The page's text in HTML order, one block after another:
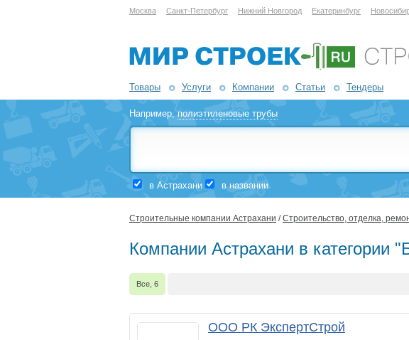
Москва Санкт-Петербург Нижний Новгород Екатеринбург
Товары Услуги Компании Статьи Тендеры
Например,полиэтиленовые трубы
в Астрахани в названии
Строительные компании Астрахани /Строительство, отделка,
Компании Астрахани в категории
Все, 6
ООО РК ЭкспертСтрой